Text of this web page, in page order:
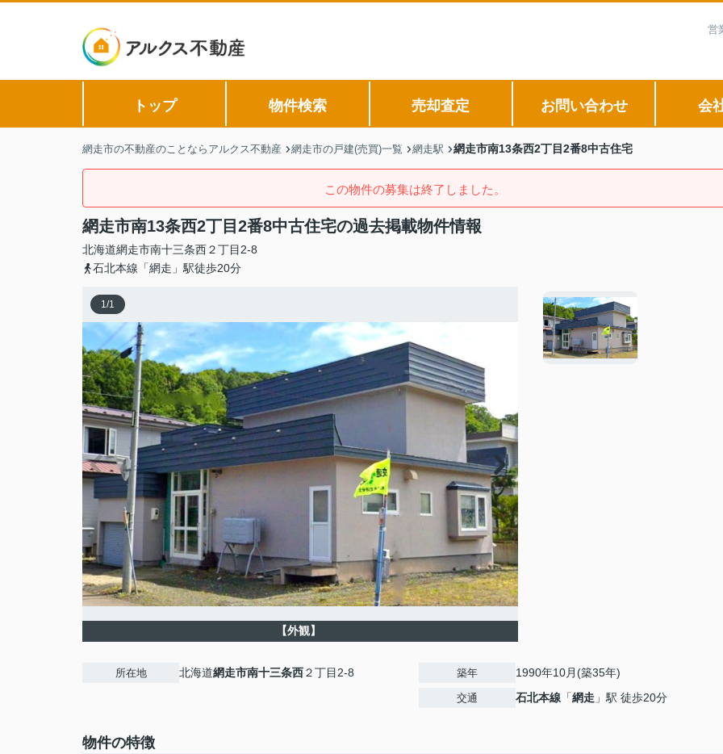
営
トップ 物件検索 売却査定 お問い合わせ 会
網走市の不動産のことならアルクス不動産 網走市の戸建(売買)一覧 網走駅 網走市南13条西2丁目2番8中古住宅
この物件の募集は終了しました。
網走市南13条西2丁目2番8中古住宅の過去掲載物件情報
北海道網走市南十三条西２丁目2-8
石北本線「網走」駅徒歩20分
1/1
【外観】
所在地 北海道網走市南十三条西２丁目2-8 築年 1990年10月(築35年)
交通 石北本線 「網走 」駅 徒歩20分
物件の特徴